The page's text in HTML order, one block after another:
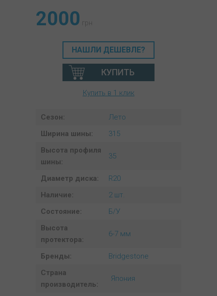
2000 грн
НАШЛИ ДЕШЕВЛЕ?
КУПИТЬ
Купить в 1 клик
Сезон:
Лето
Ширина шины:
315
Высота профиля
шины:
35
Диаметр диска:
R20
Наличие:
2 шт.
Состояние:
Б/У
Высота
протектора:
6-7 мм
Бренды:
Bridgestone
Страна
производитель:
Япония